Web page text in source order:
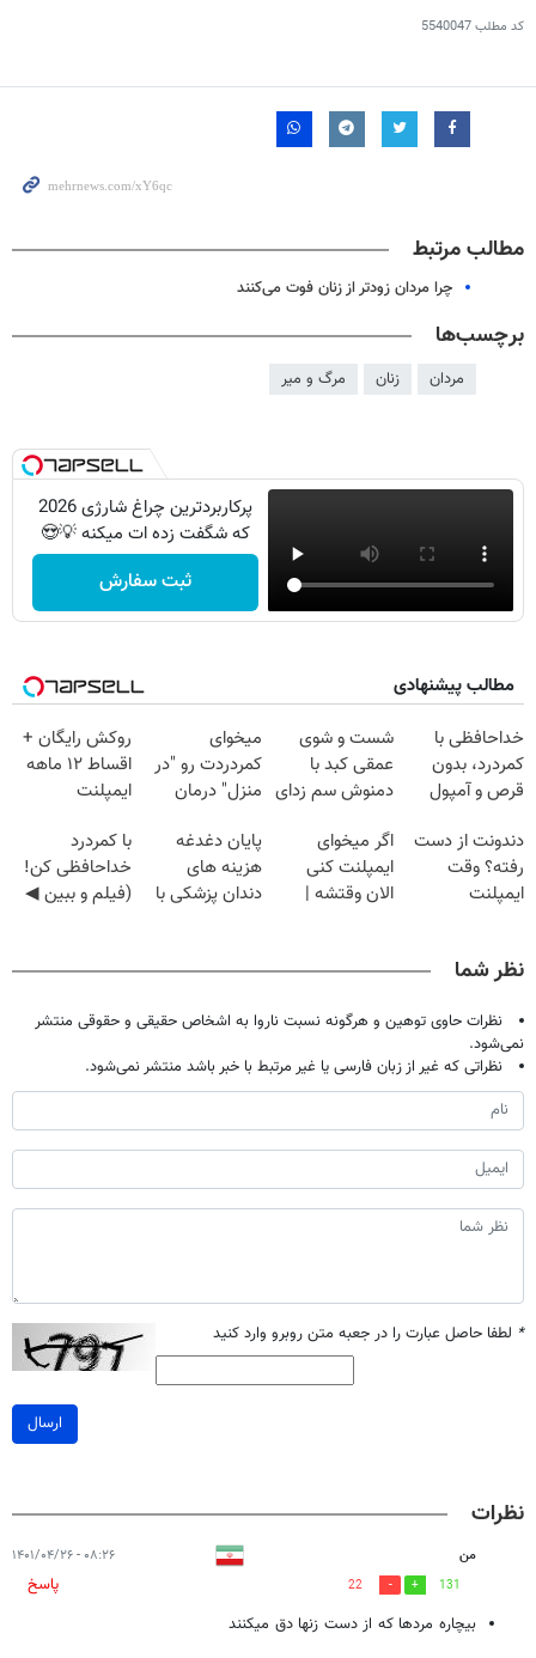
کد مطلب5540047
مطالب مرتبط
چرا مردان زودتر از زنان فوت می‌کنند
برچسب‌ها
مردان زنان مرگ و میر
پرکاربردترین چراغ شارژی 2026
که شگفت زده ات میکنه 💡😍
ثبت سفارش
مطالب پیشنهادی
خداحافظی با
کمردرد، بدون
قرص و آمپول
شست و شوی
عمقی کبد با
دمنوش سم زدای
میخوای
کمردردت رو "در
منزل" درمان
◂پرسش‌نامه)
روکش رایگان +
اقساط ۱۲ ماهه
ایمپلنت
دندونت از دست
رفته؟ وقت
ایمپلنت
اگر میخوای
ایمپلنت کنی
الان وقتشه |
پایان دغدغه
هزینه های
دندان پزشکی با
با کمردرد
خداحافظی کن!
(فیلم و ببین ◀
نظر شما
نظرات حاوی توهین و هرگونه نسبت ناروا به اشخاص حقیقی و حقوقی منتشر
نمی‌شود.
نظراتی که غیر از زبان فارسی یا غیر مرتبط با خبر باشد منتشر نمی‌شود.
* لطفا حاصل عبارت را در جعبه متن روبرو وارد کنید
ارسال
نظرات
من ۰۸:۲۶ - ۱۴۰۱/۰۴/۲۶
131
22
پاسخ
بیچاره مردها که از دست زنها دق میکنند